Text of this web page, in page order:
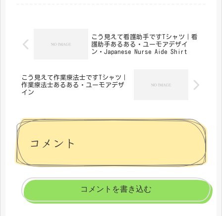
こう見えて看護助手ですTシャツ｜看
護助手あるある・ユーモアデザイ
ン・Japanese Nurse Aide Shirt
こう見えて作業療法士ですTシャツ｜
作業療法士あるある・ユーモアデザ
イン
コメント
コメントを書き込む